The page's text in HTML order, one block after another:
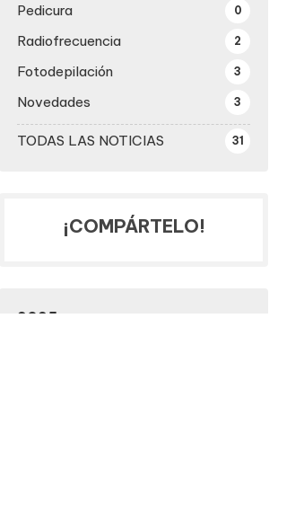
TODAS LAS NOTICIAS 31
Pedicura 0
Radiofrecuencia 2
Fotodepilación 3
Novedades 3
¡COMPÁRTELO!
2025